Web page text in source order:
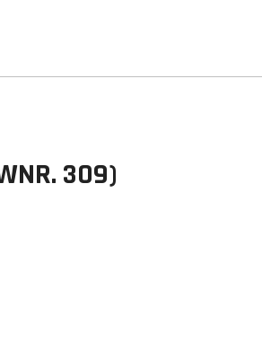
309)